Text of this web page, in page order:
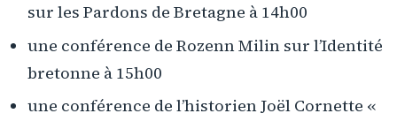
sur les Pardons de Bretagne à 14h00
une conférence de Rozenn Milin sur l’Identité
bretonne à 15h00
une conférence de l’historien Joël Cornette «